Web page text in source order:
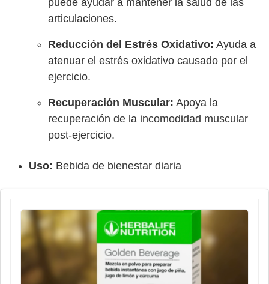
puede ayudar a mantener la salud de las
articulaciones.
Reducción del Estrés Oxidativo: Ayuda a
atenuar el estrés oxidativo causado por el
ejercicio.
Recuperación Muscular: Apoya la
recuperación de la incomodidad muscular
post-ejercicio.
Uso: Bebida de bienestar diaria